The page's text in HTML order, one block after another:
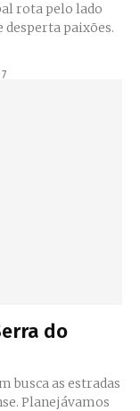
desperta paixões.
do
busca as estradas
Planejávamos